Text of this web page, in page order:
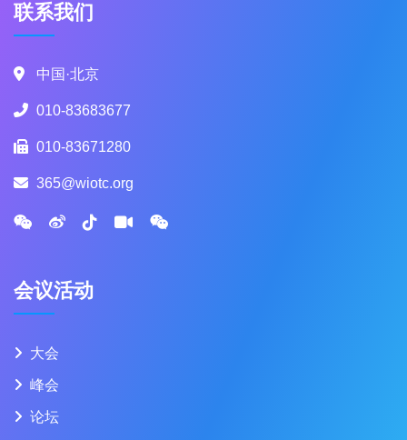
联系我们
中国·北京
010-83683677
010-83671280
365@wiotc.org
会议活动
大会
峰会
论坛